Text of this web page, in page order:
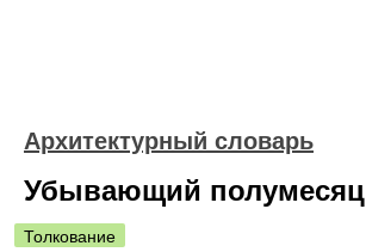
Архитектурный словарь
Убывающий полумесяц
Толкование